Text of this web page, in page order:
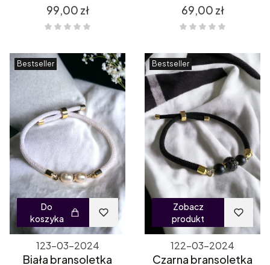
Cena
99,00 zł
Cena
69,00 zł
Bestseller
Do
koszyka
123-03-2024
Biała bransoletka
Bestseller
Zobacz
produkt
122-03-2024
Czarna bransoletka